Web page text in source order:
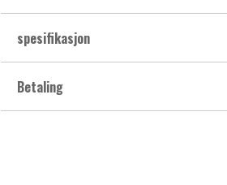
spesifikasjon
Betaling